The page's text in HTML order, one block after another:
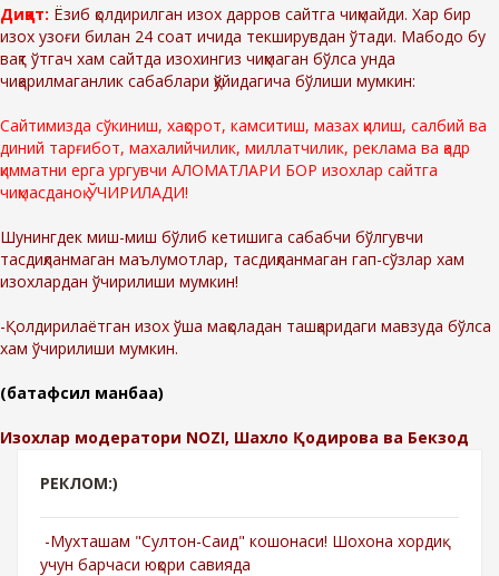
Диққат: Ёзиб қолдирилган изох дарров сайтга чиқмайди. Хар бир
изох узоғи билан 24 соат ичида текширувдан ўтади. Мабодо бу
вақт ўтгач хам сайтда изохингиз чиқмаган бўлса унда
чиқарилмаганлик сабаблари қўйидагича бўлиши мумкин:
Сайтимизда сўкиниш, хақорот, камситиш, мазах қилиш, салбий ва
диний тарғибот, махалийчилик, миллатчилик, реклама ва қадр
қимматни ерга ургувчи АЛОМАТЛАРИ БОР изохлар сайтга
чиқмасданоқ ЎЧИРИЛАДИ!
Шунингдек миш-миш бўлиб кетишига сабабчи бўлгувчи
тасдиқланмаган маълумотлар, тасдиқланмаган гап-сўзлар хам
изохлардан ўчирилиши мумкин!
-Қолдирилаётган изох ўша мақоладан ташқаридаги мавзуда бўлса
хам ўчирилиши мумкин.
(батафсил манбаа)
Изохлар модератори NOZI, Шахло Қодирова ва Бекзод
РЕКЛОМ:)
-Мухташам "Султон-Саид" кошонаси! Шохона хордиқ
учун барчаси юқори савияда